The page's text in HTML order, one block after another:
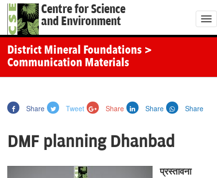
Centre for Science
and Environment
T
o
District Mineral Foundations >
Communication Materials
Share Tweet Share Share Share
DMF planning Dhanbad
प्रस्तावना